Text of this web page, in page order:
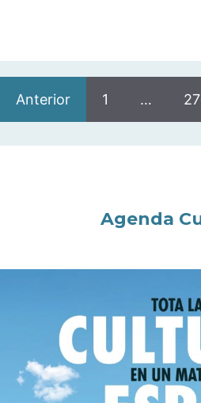
Anterior 1 …
Agenda